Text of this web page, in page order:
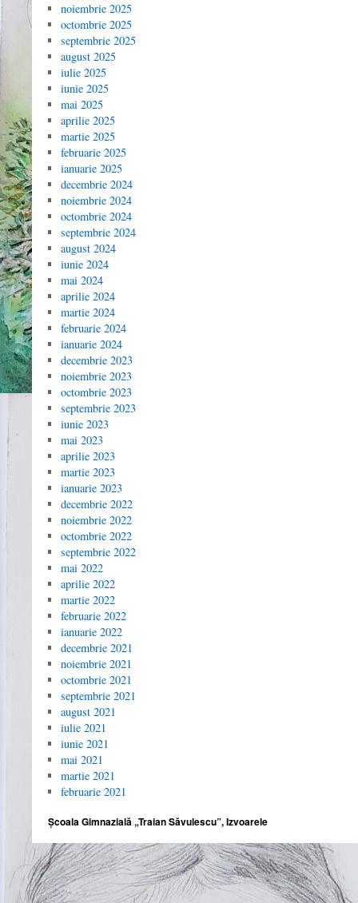
noiembrie 2025
octombrie 2025
septembrie 2025
august 2025
iulie 2025
iunie 2025
mai 2025
aprilie 2025
martie 2025
februarie 2025
ianuarie 2025
decembrie 2024
noiembrie 2024
octombrie 2024
septembrie 2024
august 2024
iunie 2024
mai 2024
aprilie 2024
martie 2024
februarie 2024
ianuarie 2024
decembrie 2023
noiembrie 2023
octombrie 2023
septembrie 2023
iunie 2023
mai 2023
aprilie 2023
martie 2023
ianuarie 2023
decembrie 2022
noiembrie 2022
octombrie 2022
septembrie 2022
mai 2022
aprilie 2022
martie 2022
februarie 2022
ianuarie 2022
decembrie 2021
noiembrie 2021
octombrie 2021
septembrie 2021
august 2021
iulie 2021
iunie 2021
mai 2021
martie 2021
februarie 2021
Școala Gimnazială „Traian Săvulescu”, Izvoarele